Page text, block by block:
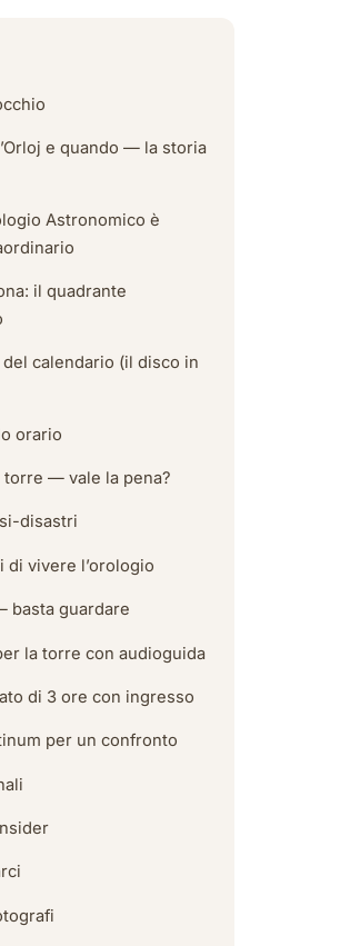
e quando — la storia
Astronomico è
il quadrante
calendario (il disco in
orario
torre — vale la pena?
disastri
di vivere l’orologio
basta guardare
la torre con audioguida
di 3 ore con ingresso
per un confronto